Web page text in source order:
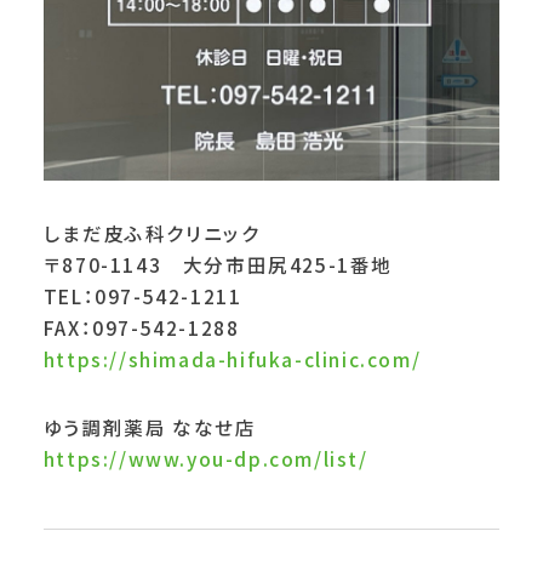
しまだ皮ふ科クリニック
〒870-1143 大分市田尻425-1番地
TEL：097-542-1211
FAX：097-542-1288
https://shimada-hifuka-clinic.com/
ゆう調剤薬局 ななせ店
https://www.you-dp.com/list/